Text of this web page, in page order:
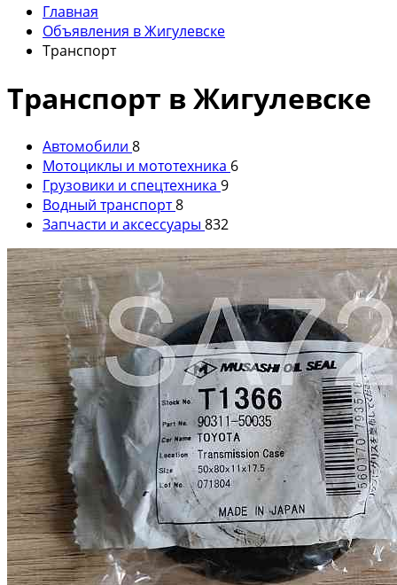
Главная
Объявления в Жигулевске
Транспорт
Транспорт в Жигулевске
Автомобили 8
Мотоциклы и мототехника 6
Грузовики и спецтехника 9
Водный транспорт8
Запчасти и аксессуары 832